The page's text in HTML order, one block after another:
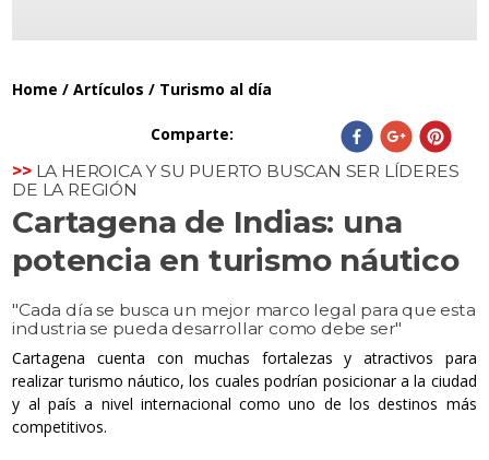
Home /Artículos / Turismo al día
Comparte:
>> LA HEROICA Y SU PUERTO BUSCAN SER LÍDERES
DE LA REGIÓN
Cartagena de Indias: una
potencia en turismo náutico
"Cada día se busca un mejor marco legal para que esta
industria se pueda desarrollar como debe ser"
Cartagena cuenta con muchas fortalezas y atractivos para
realizar turismo náutico, los cuales podrían posicionar a la ciudad
y al país a nivel internacional como uno de los destinos más
competitivos.